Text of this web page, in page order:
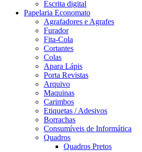
Escrita digital
Papelaria Economato
Agrafadores e Agrafes
Furador
Fita-Cola
Cortantes
Colas
Apara Lápis
Porta Revistas
Arquivo
Maquinas
Carimbos
Etiquetas / Adesivos
Borrachas
Consumíveis de Informática
Quadros
Quadros Pretos